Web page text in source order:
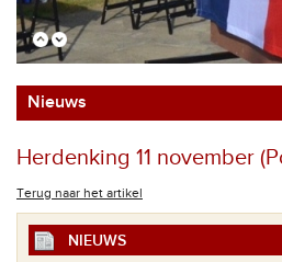
Nieuws
Herdenking 11 november
Terug naar het artikel
NIEUWS